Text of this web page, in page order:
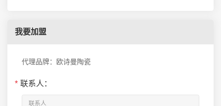
我要加盟
代理品牌：欧诗曼陶瓷
* 联系人：